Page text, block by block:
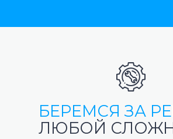
БЕРЕМСЯ ЗА
ЛЮБОЙ